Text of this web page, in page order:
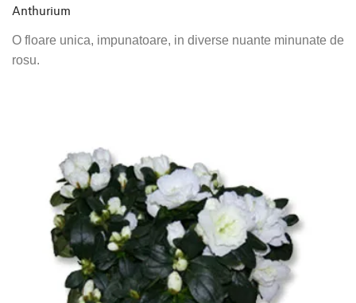
Anthurium
O floare unica, impunatoare, in diverse nuante minunate de
rosu.